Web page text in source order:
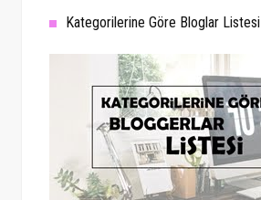
Kategorilerine Göre Bloglar Listesi